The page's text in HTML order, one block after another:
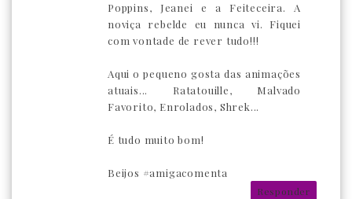
Poppins, Jeanei e a Feiteceira. A
noviça rebelde eu nunca vi. Fiquei
com vontade de rever tudo!!!
Aqui o pequeno gosta das animações
atuais... Ratatouille, Malvado
Favorito, Enrolados, Shrek...
É tudo muito bom!
Beijos #amigacomenta
Responder